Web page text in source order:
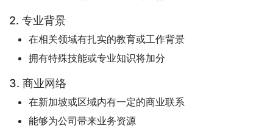
2. 专业背景
在相关领域有扎实的教育或工作背景
拥有特殊技能或专业知识将加分
3. 商业网络
在新加坡或区域内有一定的商业联系
能够为公司带来业务资源